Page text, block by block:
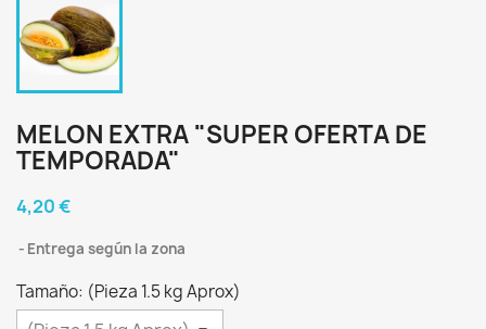
MELON EXTRA "SUPER OFERTA DE
TEMPORADA"
4,20 €
Entrega según la zona
Tamaño: (Pieza 1.5 kg Aprox)